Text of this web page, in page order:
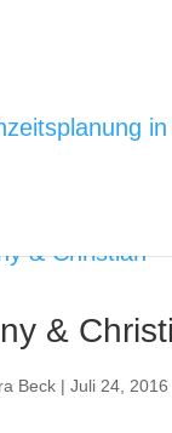
&
Beck |Juli 24, 2016